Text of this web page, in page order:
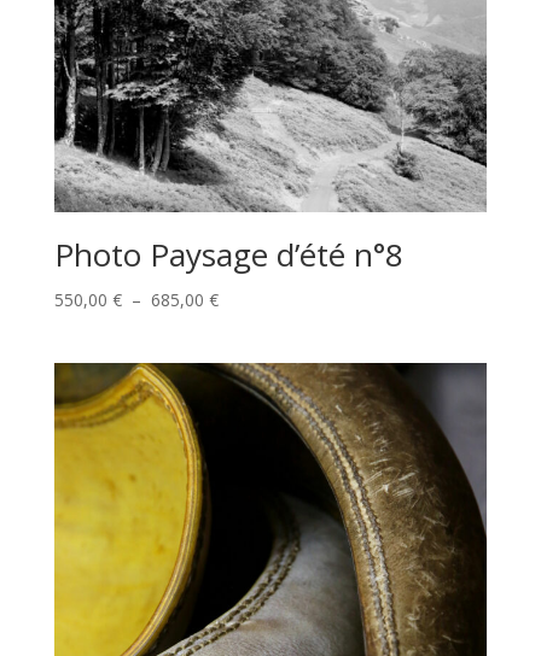
Photo Paysage d’été n°8
550,00 € – 685,00 €Plage
550,00 €